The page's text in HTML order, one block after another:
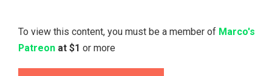
To view this content, you must be a member of Marco's
Patreon at $1 or more